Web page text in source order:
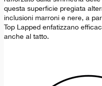
questa superficie pregiata
inclusioni marroni e nere, a
Top Lapped enfatizzano
anche al tatto.